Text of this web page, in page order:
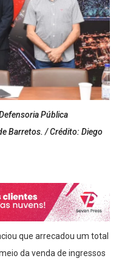
Pública
Barretos. / Crédito: Diego
que arrecadou um total
da venda de ingressos
de Barretos. Esta iniciativa,